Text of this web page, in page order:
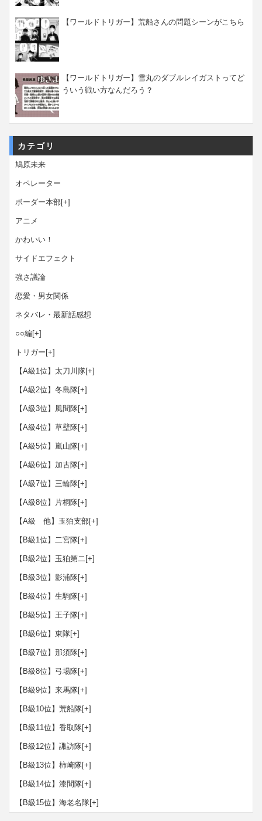
【ワールドトリガー】荒船さんの問題シーンがこちら
【ワールドトリガー】雪丸のダブルレイガストってど
ういう戦い方なんだろう？
カテゴリ
鳩原未来
オペレーター
ボーダー本部[+]
アニメ
かわいい！
サイドエフェクト
強さ議論
恋愛・男女関係
ネタバレ・最新話感想
○○編[+]
トリガー [+]
【A級1位】太刀川隊[+]
【A級2位】冬島隊[+]
【A級3位】風間隊[+]
【A級4位】草壁隊[+]
【A級5位】嵐山隊[+]
【A級6位】加古隊[+]
【A級7位】三輪隊[+]
【A級8位】片桐隊[+]
【A級 他】玉狛支部[+]
【B級1位】二宮隊[+]
【B級2位】玉狛第二[+]
【B級3位】影浦隊[+]
【B級4位】生駒隊[+]
【B級5位】王子隊[+]
【B級6位】東隊[+]
【B級7位】那須隊[+]
【B級8位】弓場隊[+]
【B級9位】来馬隊[+]
【B級10位】荒船隊[+]
【B級11位】香取隊[+]
【B級12位】諏訪隊[+]
【B級13位】柿崎隊[+]
【B級14位】漆間隊[+]
【B級15位】海老名隊[+]